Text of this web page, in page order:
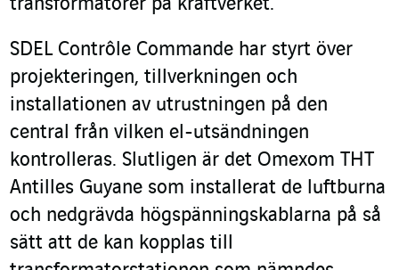
transformatorer på kraftverket.
SDEL Contrôle Commande har styrt över
projekteringen, tillverkningen och
installationen av utrustningen på den
central från vilken el-utsändningen
kontrolleras. Slutligen är det Omexom THT
Antilles Guyane som installerat de luftburna
och nedgrävda högspänningskablarna på så
sätt att de kan kopplas till